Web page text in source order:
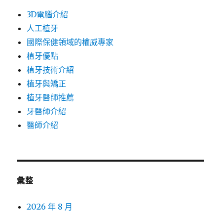
3D電腦介紹
人工植牙
國際保健領域的權威專家
植牙優點
植牙技術介紹
植牙與矯正
植牙醫師推薦
牙醫師介紹
醫師介紹
彙整
2026 年 8 月